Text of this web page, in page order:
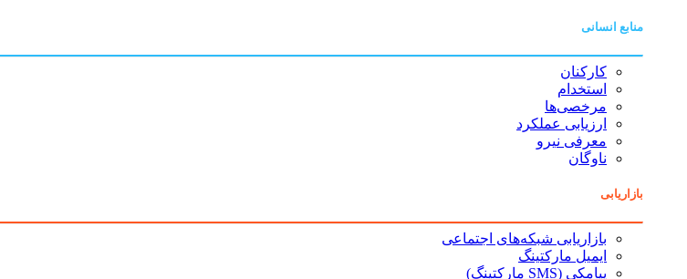
منابع انسانی
کارکنان
استخدام
مرخصی‌ها
ارزیابی عملکرد
معرفی نیرو
ناوگان
بازاریابی
بازاریابی شبکه‌های اجتماعی
ایمیل مارکتینگ
پیامکی (SMS مارکتینگ)